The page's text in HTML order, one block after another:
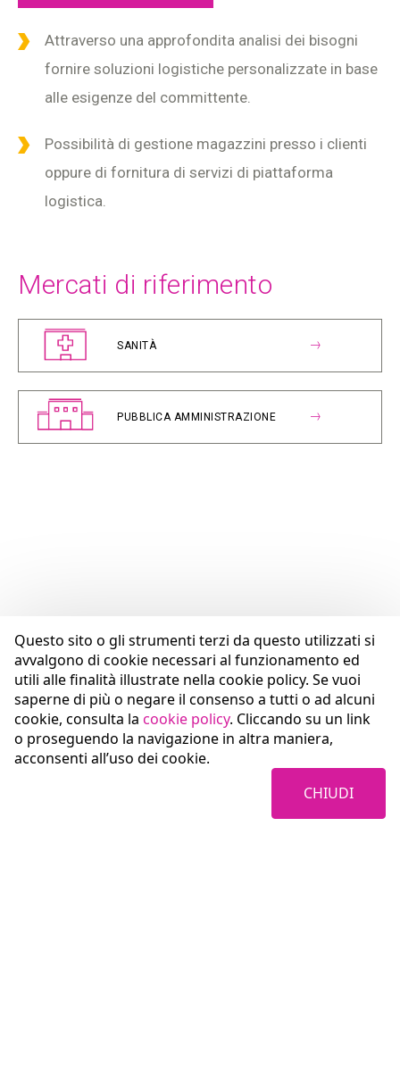
Questo sito o gli strumenti terzi da questo utilizzati si
avvalgono di cookie necessari al funzionamento ed
utili alle finalità illustrate nella cookie policy. Se vuoi
saperne di più o negare il consenso a tutti o ad alcuni
cookie, consulta la cookie policy. Cliccando su un link
o proseguendo la navigazione in altra maniera,
acconsenti all’uso dei cookie.
CHIUDI
Attraverso una approfondita analisi dei bisogni
fornire soluzioni logistiche personalizzate in base
alle esigenze del committente.
Possibilità di gestione magazzini presso i clienti
oppure di fornitura di servizi di piattaforma
logistica.
Mercati di riferimento
SANITÀ
PUBBLICA AMMINISTRAZIONE